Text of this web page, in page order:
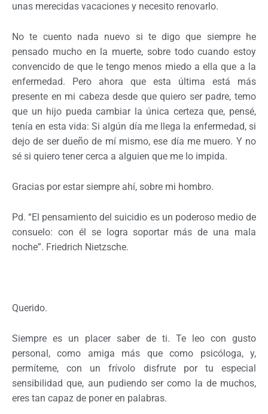
unas merecidas vacaciones y necesito renovarlo.
No te cuento nada nuevo si te digo que siempre he
pensado mucho en la muerte, sobre todo cuando estoy
convencido de que le tengo menos miedo a ella que a la
enfermedad. Pero ahora que esta última está más
presente en mi cabeza desde que quiero ser padre, temo
que un hijo pueda cambiar la única certeza que, pensé,
tenía en esta vida: Si algún día me llega la enfermedad, si
dejo de ser dueño de mí mismo, ese día me muero. Y no
sé si quiero tener cerca a alguien que me lo impida.
Gracias por estar siempre ahí, sobre mi hombro.
Pd. “El pensamiento del suicidio es un poderoso medio de
consuelo: con él se logra soportar más de una mala
noche”. Friedrich Nietzsche.
Querido.
Siempre es un placer saber de ti. Te leo con gusto
personal, como amiga más que como psicóloga, y,
permíteme, con un frívolo disfrute por tu especial
sensibilidad que, aun pudiendo ser como la de muchos,
eres tan capaz de poner en palabras.